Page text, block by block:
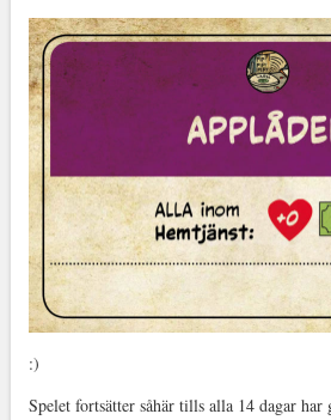
:)
Spelet fortsätter såhär tills alla 14 dagar